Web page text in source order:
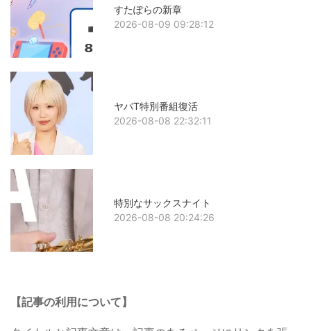
すたぽらの新章
2026-08-09 09:28:12
ヤバT特別番組復活
2026-08-08 22:32:11
特別なサックスナイト
2026-08-08 20:24:26
【記事の利用について】